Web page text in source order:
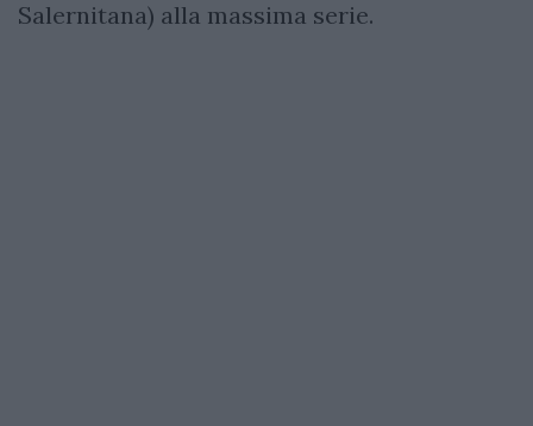
Salernitana) alla massima serie.